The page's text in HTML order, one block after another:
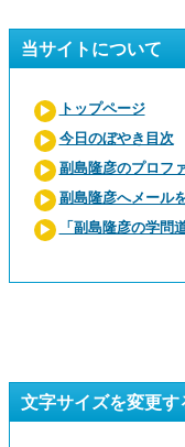
当サイトについて
トップページ
今日のぼやき目次
副島隆彦のプロフ
副島隆彦へメール
「副島隆彦の学問
文字サイズを変更す